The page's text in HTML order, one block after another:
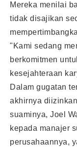
Mereka menilai
tidak disajikan
"Kami sedang
berkomitmen
kesejahteraan
Dalam gugatan
akhirnya
suaminya, Joel
kepada manajer
perusahaannya,